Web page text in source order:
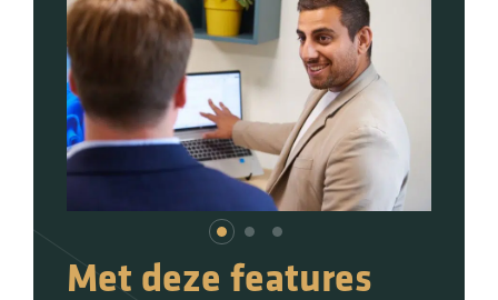
Met deze features